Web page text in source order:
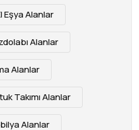
Eşya Alanlar
Alanlar
Alanlar
Takımı Alanlar
Alanlar